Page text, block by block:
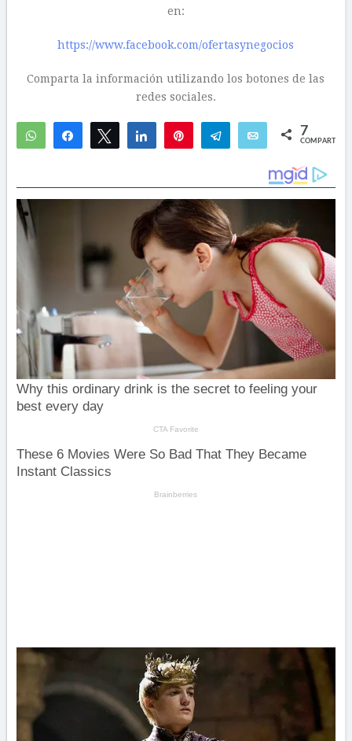
en:
https://www.facebook.com/ofertasynegocios
Comparta la información utilizando los botones de las
redes sociales.
WhatsAppCompartirTwittear Compartir Telegram Email 7
COMPARTIR